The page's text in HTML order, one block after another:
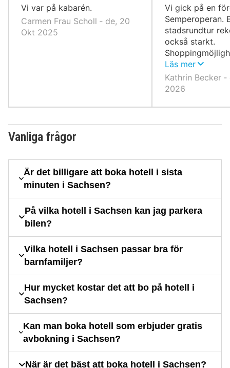
Vi var på kabarén.
Carmen Frau Scholl ‐ de, 20
Okt 2025
Vi gick på en
Semperoperan.
stadsrundtur
också starkt.
också utmärkta.
många vackra
Läs mer
Kathrin Becker
2026
Vanliga frågor
Är det billigare att boka hotell i sista
minuten i Sachsen?
På vilka hotell i Sachsen kan jag parkera
bilen?
Vilka hotell i Sachsen passar bra för
barnfamiljer?
Hur mycket kostar det att bo på hotell i
Sachsen?
Kan man boka hotell som erbjuder gratis
avbokning i Sachsen?
När är det bäst att boka hotell i Sachsen?